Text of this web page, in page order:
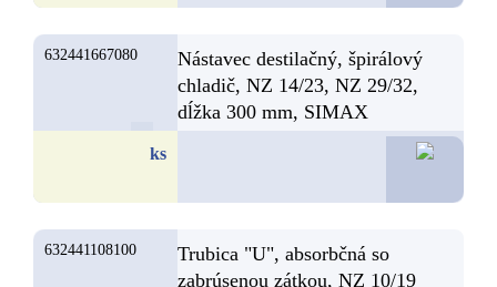
632441667080
Nástavec destilačný, špirálový
chladič, NZ 14/23, NZ 29/32,
dĺžka 300 mm, SIMAX
ks
632441108100
Trubica "U", absorbčná so
zabrúsenou zátkou, NZ 10/19